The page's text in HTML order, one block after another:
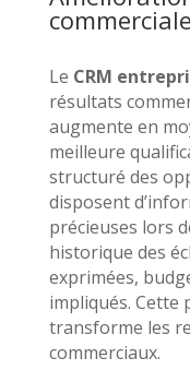
commerciale
Le CRM
résultats
augmente en
meilleure
structuré des
disposent
précieuses lors
historique des
exprimées,
impliqués.
transforme les
commerciaux.